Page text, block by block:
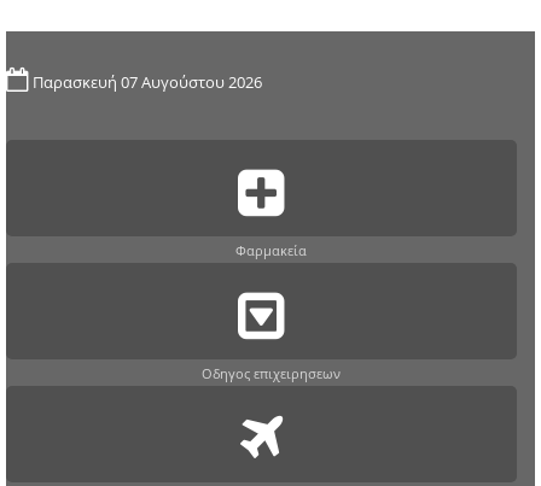
Παρασκευή 07 Αυγούστου 2026
Φαρμακεία
Οδηγος επιχειρησεων